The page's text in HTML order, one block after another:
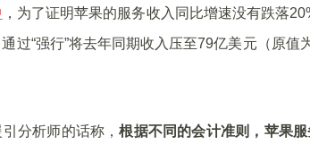
，为了证明苹果的服务收入同比增速没有跌落
过“强行”将去年同期收入压至79亿美元（原
引分析师的话称，根据不同的会计准则，苹果